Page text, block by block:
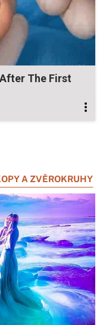
The First
A ZVĚROKRUHY